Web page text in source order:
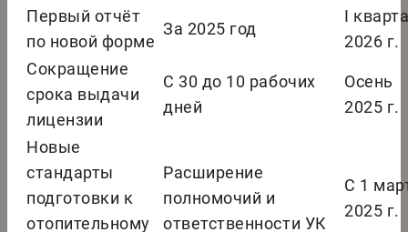
Первый отчёт
по новой форме
За 2025 год
I
2026 г.
Сокращение
срока выдачи
лицензии
С 30 до 10 рабочих
дней
Осень
2025 г.
Новые
стандарты
подготовки к
отопительному
Расширение
полномочий и
ответственности УК
С 1
2025 г.